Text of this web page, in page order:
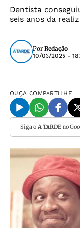
Dentista
seis anos da
Por Redação
10/03/2025 -
OUÇA COMPARTILHE
Siga o A TARDEno